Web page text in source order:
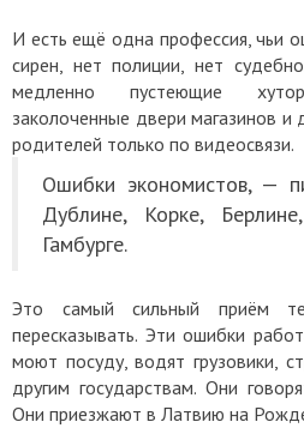
И есть ещё одна профессия, чьи
сирен, нет полиции, нет
медленно пустеющие
заколоченные двери магазинов и
родителей только по видеосвязи.
Ошибки экономистов, —
Дублине, Корке,
Гамбурге.
Это самый сильный приём
пересказывать. Эти ошибки
моют посуду, водят грузовики,
другим государствам. Они
Они приезжают в Латвию на